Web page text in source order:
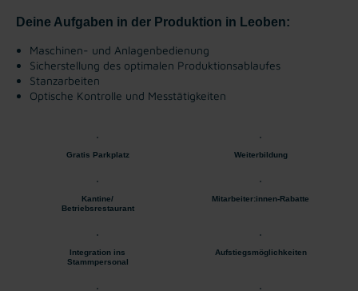
Deine Aufgaben in der Produktion in Leoben:
Maschinen- und Anlagenbedienung
Sicherstellung des optimalen Produktionsablaufes
Stanzarbeiten
Optische Kontrolle und Messtätigkeiten
Gratis Parkplatz Weiterbildung
Kantine/
Betriebsrestaurant
Mitarbeiter:innen-Rabatte
Integration ins
Stammpersonal
Aufstiegsmöglichkeiten